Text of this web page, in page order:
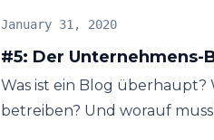
#5: Der Unternehmens-
January 31, 2020
Was ist ein Blog überhaupt?
betreiben? Und worauf